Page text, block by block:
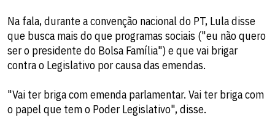
Na fala, durante a convenção nacional do PT, Lula disse
que busca mais do que programas sociais ("eu não quero
ser o presidente do Bolsa Família") e que vai brigar
contra o Legislativo por causa das emendas.
"Vai ter briga com emenda parlamentar. Vai ter briga com
o papel que tem o Poder Legislativo", disse.